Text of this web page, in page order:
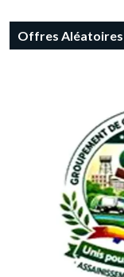
Offres Aléatoires